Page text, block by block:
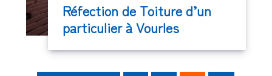
Réfection de Toiture d’un
particulier à Vourles